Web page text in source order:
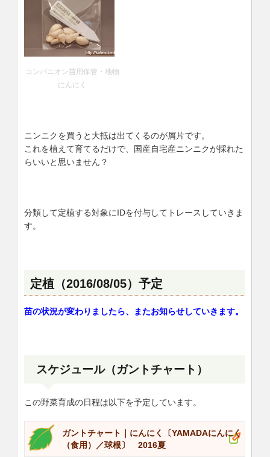
コンパニオン苗用保管・地物
にんにく
ニンニクを買うと大抵は出てくるのが屑片です。
これを植えて育てるだけで、国産自宅産ニンニクが採れた
らいいと思いません？
分類して定植する対象にIDを付与してトレースしていきま
す。
定植（2016/08/05）予定
苗の状況が変わりましたら、またお知らせしていきます。
スケジュール（ガントチャート）
この野菜育成の日程は以下を予定しています。
ガントチャート｜にんにく〔YAMADAにんにく
（食用）／球根〕 2016夏